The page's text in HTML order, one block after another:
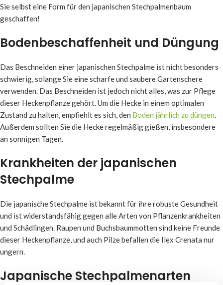
Sie selbst eine Form für den japanischen Stechpalmenbaum
geschaffen!
Bodenbeschaffenheit und Düngung
Das Beschneiden einer japanischen Stechpalme ist nicht besonders
schwierig, solange Sie eine scharfe und saubere Gartenschere
verwenden. Das Beschneiden ist jedoch nicht alles, was zur Pflege
dieser Heckenpflanze gehört. Um die Hecke in einem optimalen
Zustand zu halten, empfiehlt es sich, den Boden jährlich zu düngen.
Außerdem sollten Sie die Hecke regelmäßig gießen, insbesondere
an sonnigen Tagen.
Krankheiten der japanischen
Stechpalme
Die japanische Stechpalme ist bekannt für ihre robuste Gesundheit
und ist widerstandsfähig gegen alle Arten von Pflanzenkrankheiten
und Schädlingen. Raupen und Buchsbaummotten sind keine Freunde
dieser Heckenpflanze, und auch Pilze befallen die Ilex Crenata nur
ungern.
Japanische Stechpalmenarten